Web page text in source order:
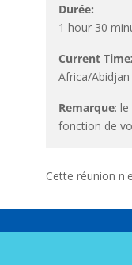
Durée:
1 hour 30
Current
Africa/Abidjan
Remarque: le
fonction de
Cette réunion